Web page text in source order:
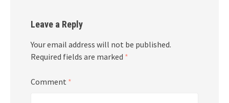
Leave a Reply
Your email address will not be published.
Required fields are marked *
Comment *